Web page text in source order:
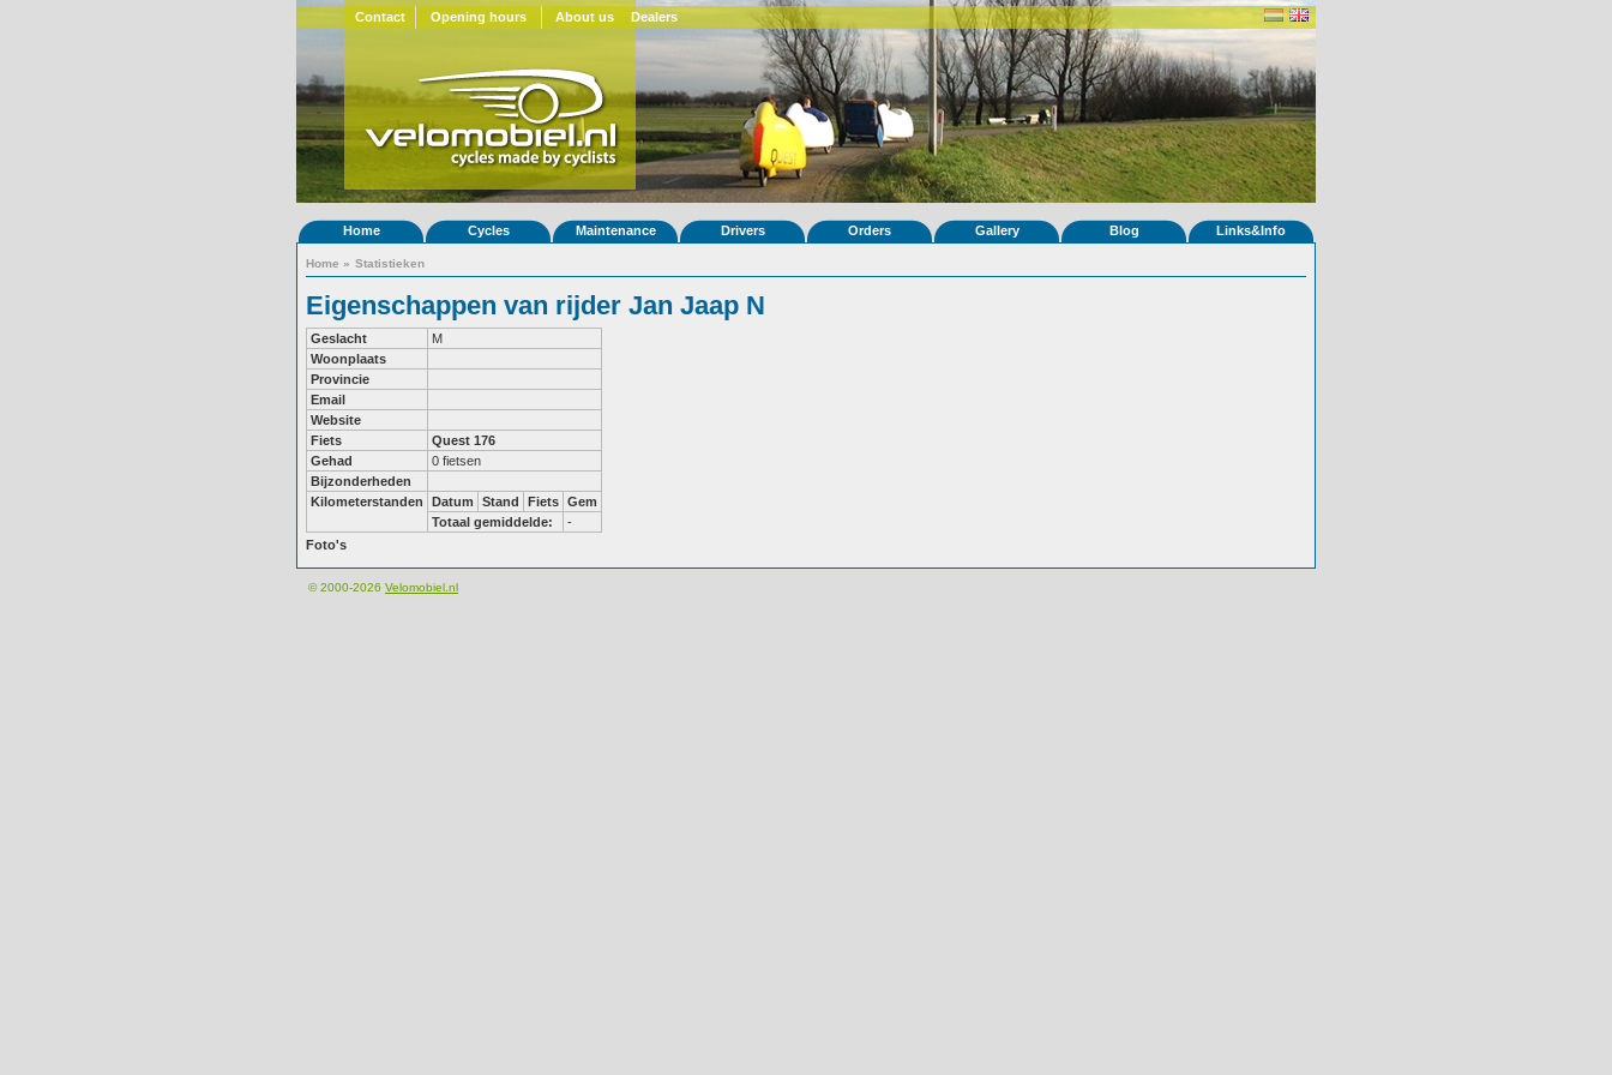
Contact Opening hours About us Dealers
Home Cycles Maintenance Drivers Orders Gallery Blog Links&Info
Home » Statistieken
Eigenschappen van rijder Jan Jaap N
Geslacht
M
Woonplaats
Provincie
Email
Website
Fiets
Quest 176
Gehad
0 fietsen
Bijzonderheden
Kilometerstanden
Datum Stand Fiets Gem
Totaal gemiddelde:
-
Foto's
© 2000-2026 Velomobiel.nl